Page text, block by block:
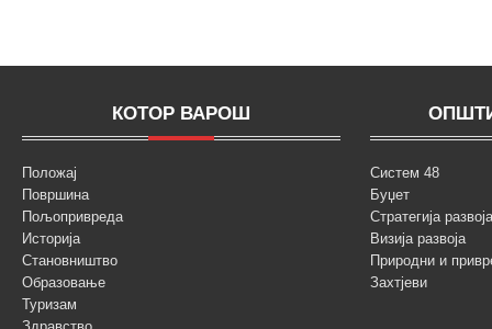
КОТОР ВАРОШ
Положај
Површина
Пољопривреда
Историја
Становништво
Образовање
Туризам
Систем 48
Буџет
Стратегија
Визија развоја
Природни и
Захтјеви